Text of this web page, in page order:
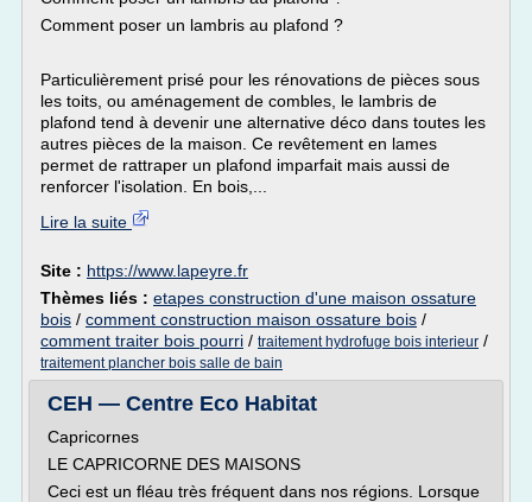
Comment poser un lambris au plafond ?
Particulièrement prisé pour les rénovations de pièces sous
les toits, ou aménagement de combles, le lambris de
plafond tend à devenir une alternative déco dans toutes les
autres pièces de la maison. Ce revêtement en lames
permet de rattraper un plafond imparfait mais aussi de
renforcer l'isolation. En bois,...
Lire la suite
Site : https://www.lapeyre.fr
Thèmes liés : etapes construction d'une maison ossature
bois / comment construction maison ossature bois /
comment traiter bois pourri / traitement hydrofuge bois interieur /
traitement plancher bois salle de bain
CEH — Centre Eco Habitat
Capricornes
LE CAPRICORNE DES MAISONS
Ceci est un fléau très fréquent dans nos régions. Lorsque